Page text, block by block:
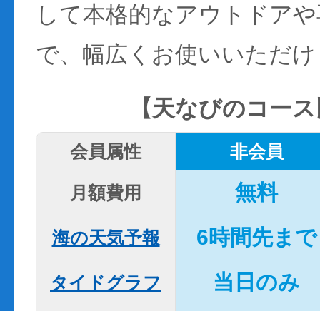
して本格的なアウトドア
で、幅広くお使いいただ
【天なびのコー
会員属性 非会員
月額費用 無料
海の天気予報 6時間先まで
タイドグラフ 当日のみ